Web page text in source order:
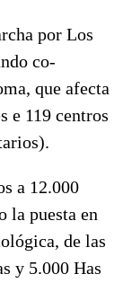
por Los
co-
que afecta
e 119 centros
a 12.000
la puesta en
de las
y 5.000 Has